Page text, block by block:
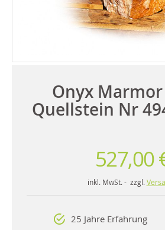
Onyx
Quellstein Nr
527,00
inkl. MwSt. - zzgl.
25 Jahre Erfahrung